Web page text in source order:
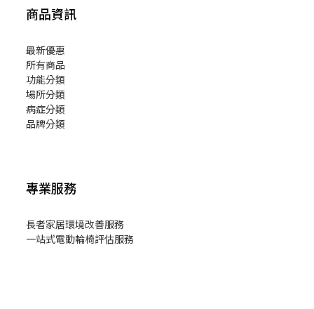
商品資訊
最新優惠
所有商品
功能分類
場所分類
病症分類
品牌分類
專業服務
長者家居環境改善服務
一站式電動輪椅評估服務